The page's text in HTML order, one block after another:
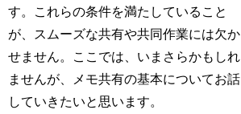
す。これらの条件を満たしていること
が、スムーズな共有や共同作業には欠か
せません。ここでは、いまさらかもしれ
ませんが、メモ共有の基本についてお話
していきたいと思います。